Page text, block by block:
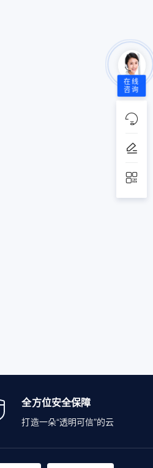
全方位安全保障
打造一朵“透明可信”的云
在线
咨询